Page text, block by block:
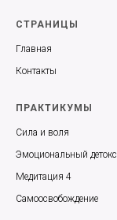
СТРАНИЦЫ
Главная
Контакты
ПРАКТИКУМЫ
Сила и воля
Эмоциональный детокс
Медитация 4
Самоосвобождение